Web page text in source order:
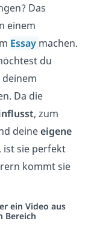
Das
einem
Essay machen.
du
Da die
, zum
deineeigene
, ist sie perfekt
kommt sie
ein Video aus
Bereich